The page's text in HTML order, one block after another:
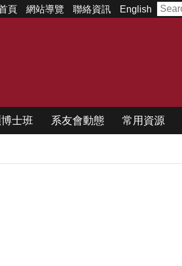
頁 網站導覽 聯絡資訊 English
士班 系友會動態 常用資源